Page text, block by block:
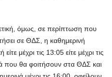
όμως, σε περίπτωση που
σε ΘΔΣ, η καθημερινή
μέχρι τις 13:05 είτε μέχρι τις
που θα φοιτήσουν στα ΘΔΣ και